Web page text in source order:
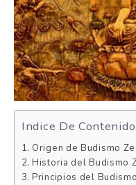
Indice De
Origen de Budismo
Historia del Budismo
Principios del